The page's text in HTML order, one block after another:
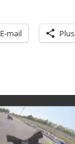
E-mail Plus